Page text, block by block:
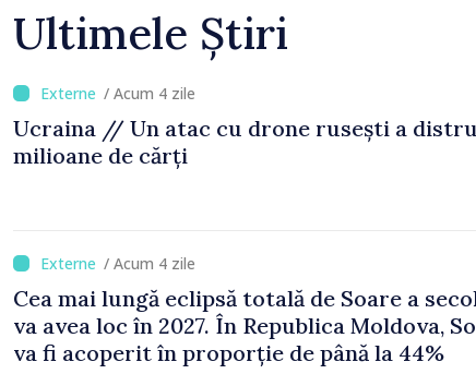
Ultimele Știri
/ Acum 4 zile
Ucraina // Un atac cu drone rusești a
milioane de cărți
/ Acum 4 zile
Cea mai lungă eclipsă totală de Soare a
va avea loc în 2027. În Republica Moldova,
va fi acoperit în proporție de până la 44%